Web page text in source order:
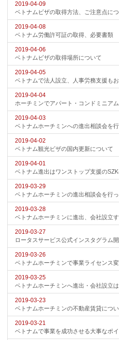
2019-04-09
ベトナムビザの取得方法、ご注意点に
2019-04-08
ベトナム労働許可証の取得、必要書類
2019-04-06
ベトナムビザの取得場所について
2019-04-05
ベトナムで法人設立、人事労務支援も
2019-04-04
ホーチミンでアパート・コンドミニア
2019-04-03
ベトナムホーチミンへの進出相談会を
2019-04-02
ベトナム観光ビザの国内更新について
2019-04-01
ベトナム進出はワンストップ支援のSZK
2019-03-29
ベトナムホーチミンの進出相談会を行
2019-03-28
ベトナムホーチミンに進出、会社設立
2019-03-27
ロータスサービス公式インスタグラム
2019-03-26
ベトナムホーチミンで事業ライセンス
2019-03-25
ベトナムホーチミンへ進出・会社設立
2019-03-23
ベトナムホーチミンの不動産賃貸につ
2019-03-21
ベトナムで事業を成功させる大事なポイ